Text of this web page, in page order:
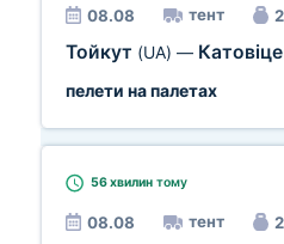
08.08 тент
Тойкут (UA) — Катовіце
пелети на палетах
56 хвилин тому
08.08 тент